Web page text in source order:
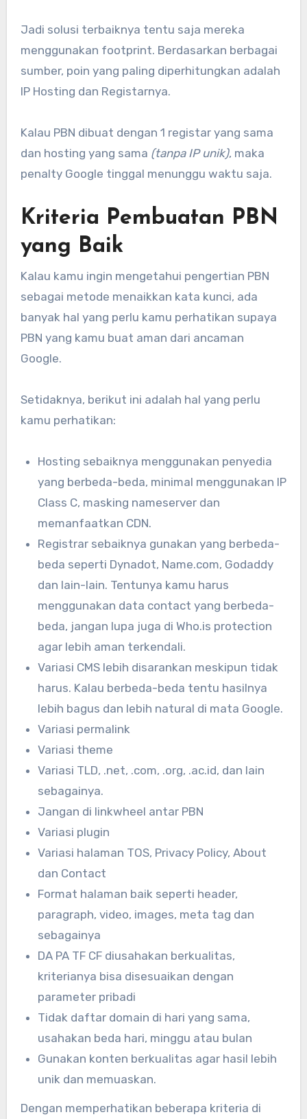
Jadi solusi terbaiknya tentu saja mereka
menggunakan footprint. Berdasarkan berbagai
sumber, poin yang paling diperhitungkan adalah
IP Hosting dan Registarnya.
Kalau PBN dibuat dengan 1 registar yang sama
dan hosting yang sama (tanpa IP unik), maka
penalty Google tinggal menunggu waktu saja.
Kriteria Pembuatan PBN
yang Baik
Kalau kamu ingin mengetahui pengertian PBN
sebagai metode menaikkan kata kunci, ada
banyak hal yang perlu kamu perhatikan supaya
PBN yang kamu buat aman dari ancaman
Google.
Setidaknya, berikut ini adalah hal yang perlu
kamu perhatikan:
Hosting sebaiknya menggunakan penyedia
yang berbeda-beda, minimal menggunakan IP
Class C, masking nameserver dan
memanfaatkan CDN.
Registrar sebaiknya gunakan yang berbeda-
beda seperti Dynadot, Name.com, Godaddy
dan lain-lain. Tentunya kamu harus
menggunakan data contact yang berbeda-
beda, jangan lupa juga di Who.is protection
agar lebih aman terkendali.
Variasi CMS lebih disarankan meskipun tidak
harus. Kalau berbeda-beda tentu hasilnya
lebih bagus dan lebih natural di mata Google.
Variasi permalink
Variasi theme
Variasi TLD, .net, .com, .org, .ac.id, dan lain
sebagainya.
Jangan di linkwheel antar PBN
Variasi plugin
Variasi halaman TOS, Privacy Policy, About
dan Contact
Format halaman baik seperti header,
paragraph, video, images, meta tag dan
sebagainya
DA PA TF CF diusahakan berkualitas,
kriterianya bisa disesuaikan dengan
parameter pribadi
Tidak daftar domain di hari yang sama,
usahakan beda hari, minggu atau bulan
Gunakan konten berkualitas agar hasil lebih
unik dan memuaskan.
Dengan memperhatikan beberapa kriteria di